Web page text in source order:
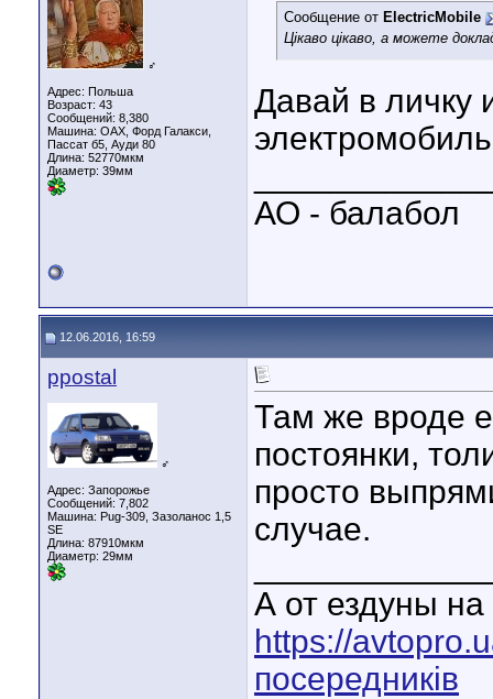
♂
Адрес: Польша
Возраст: 43
Сообщений: 8,380
Машина: ОАХ, Форд Галакси,
Пассат б5, Ауди 80
Длина: 52770мкм
Диаметр: 39мм
Сообщение от ElectricMobile
Цікаво цікаво, а можете
Давай в личку
электромобиль
АО - балабол
12.06.2016, 16:59
ppostal
♂
Адрес: Запорожье
Сообщений: 7,802
Машина: Pug-309, Зазоланос 1,5
SE
Длина: 87910мкм
Диаметр: 29мм
Там же вроде
постоянки,
просто
случае.
А от ездуны
https://
посередників